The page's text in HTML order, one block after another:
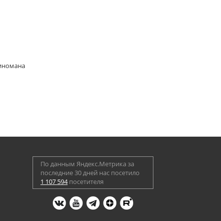
По данным Яндекс.Метрика за
последние 30 дней нас посетило
1 107 594посетителя